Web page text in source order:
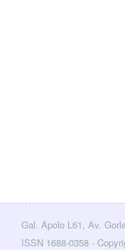
Gal. Apolo L61, Av.
ISSN 1688-0358 -
Twitter